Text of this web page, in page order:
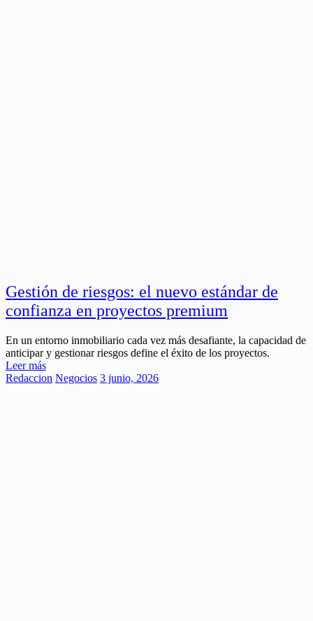
Gestión de riesgos: el nuevo estándar de
confianza en proyectos premium
En un entorno inmobiliario cada vez más desafiante, la capacidad de
anticipar y gestionar riesgos define el éxito de los proyectos.
Leer más
Redaccion Negocios 3 junio, 2026